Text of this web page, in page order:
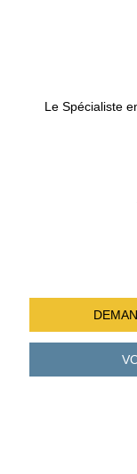
Le Spécialiste